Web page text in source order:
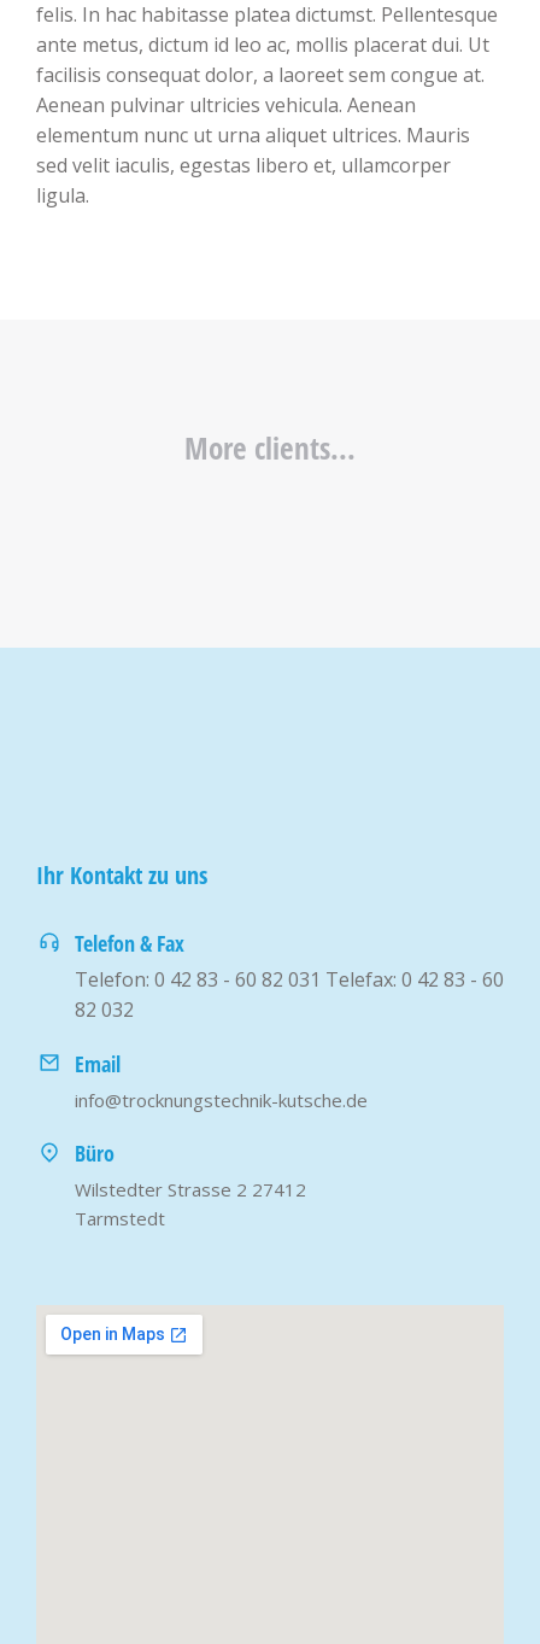
felis. In hac habitasse platea dictumst. Pellentesque
ante metus, dictum id leo ac, mollis placerat dui. Ut
facilisis consequat dolor, a laoreet sem congue at.
Aenean pulvinar ultricies vehicula. Aenean
elementum nunc ut urna aliquet ultrices. Mauris
sed velit iaculis, egestas libero et, ullamcorper
ligula.
More clients...
Ihr Kontakt zu uns
Telefon & Fax
Telefon: 0 42 83 - 60 82 031 Telefax: 0 42 83 - 60
82 032
Email
info@trocknungstechnik-kutsche.de
Büro
Wilstedter Strasse 2 27412
Tarmstedt